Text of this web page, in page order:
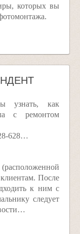
которых вы
узнать, как
с ремонтом
628…
После
к ним с
следует